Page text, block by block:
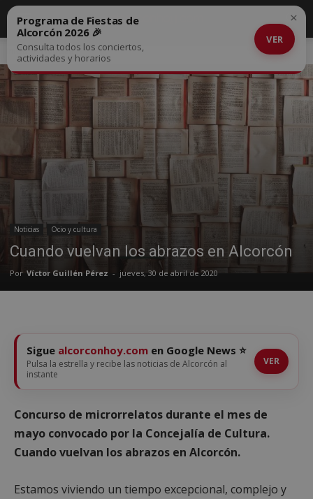
Inicio Noticias
Noticias Ocio y cultura
Cuando vuelvan los abrazos en Alcorcón
Por Víctor Guillén Pérez - jueves, 30 de abril de 2020
Programa de Fiestas de
Alcorcón 2026 🎉
Consulta todos los conciertos,
actividades y horarios
VER
×
Sigue alcorconhoy.com en Google News ⭐
Pulsa la estrella y recibe las noticias de Alcorcón al
instante
VER
Concurso de microrrelatos durante el mes de
mayo convocado por la Concejalía de Cultura.
Cuando vuelvan los abrazos en Alcorcón.
Estamos viviendo un tiempo excepcional, complejo y